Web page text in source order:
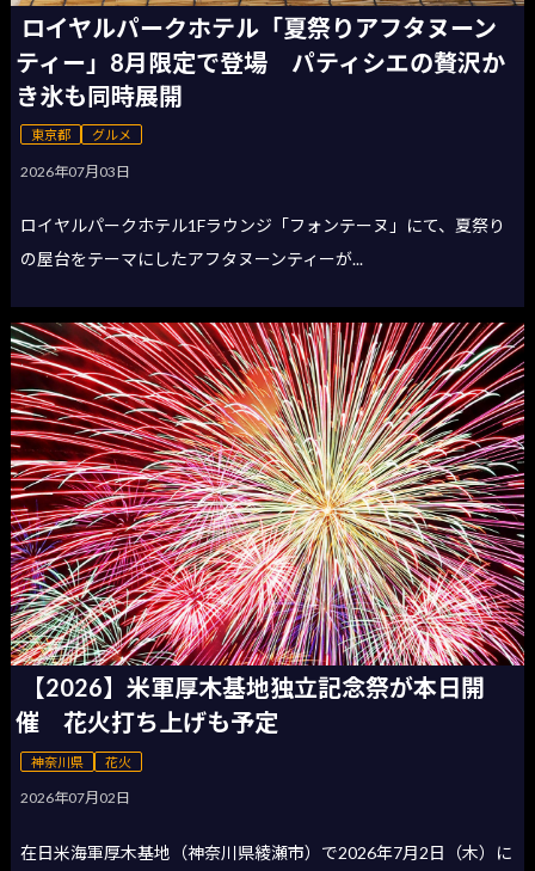
ロイヤルパークホテル「夏祭りアフタヌーン
ティー」8月限定で登場 パティシエの贅沢か
き氷も同時展開
東京都 グルメ
2026年07月03日
ロイヤルパークホテル1Fラウンジ「フォンテーヌ」にて、夏祭り
の屋台をテーマにしたアフタヌーンティーが...
【2026】米軍厚木基地独立記念祭が本日開
催 花火打ち上げも予定
神奈川県 花火
2026年07月02日
在日米海軍厚木基地（神奈川県綾瀬市）で2026年7月2日（木）に